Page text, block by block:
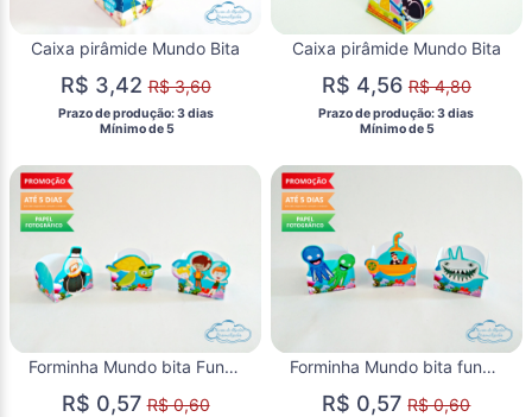
Caixa pirâmide Mundo Bita
R$ 3,42R$ 3,60
Prazo de produção: 3 dias
  Mínimo de 5
Caixa pirâmide Mundo Bita
R$ 4,56R$ 4,80
Prazo de produção: 3 dias
  Mínimo de 5
Forminha Mundo bita Fundo do Mar
R$ 0,57R$ 0,60
Forminha Mundo bita fundo do mar Tubarão
R$ 0,57R$ 0,60